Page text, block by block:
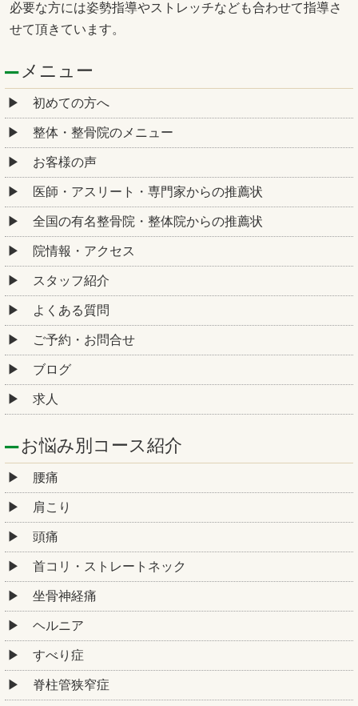
必要な方には姿勢指導やストレッチなども合わせて指導さ
せて頂きています。
メニュー
初めての方へ
整体・整骨院のメニュー
お客様の声
医師・アスリート・専門家からの推薦状
全国の有名整骨院・整体院からの推薦状
院情報・アクセス
スタッフ紹介
よくある質問
ご予約・お問合せ
ブログ
求人
お悩み別コース紹介
腰痛
肩こり
頭痛
首コリ・ストレートネック
坐骨神経痛
ヘルニア
すべり症
脊柱管狭窄症